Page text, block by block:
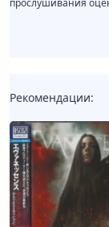
прослушивания
Рекомендации: